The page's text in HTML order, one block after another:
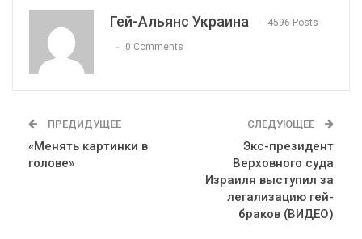
Гей-Альянс Украина 4596 Posts
0 Comments
ПРЕДИДУЩЕЕ
«Менять картинки в
голове»
СЛЕДУЮЩЕЕ
Экс-президент
Верховного суда
Израиля выступил за
легализацию гей-
браков (ВИДЕО)